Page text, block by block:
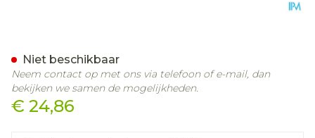
€ 24,86
Niet beschikbaar
Neem contact op met ons via telefoon of e-mail, dan
bekijken we samen de mogelijkheden.